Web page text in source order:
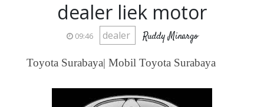
dealer liek motor
09:46 dealer Ruddy Minargo
Toyota Surabaya| Mobil Toyota Surabaya